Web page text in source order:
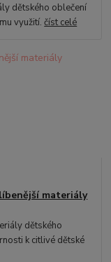
dětského oblečení
využití.číst celé
materiály
dětského
k citlivé dětské